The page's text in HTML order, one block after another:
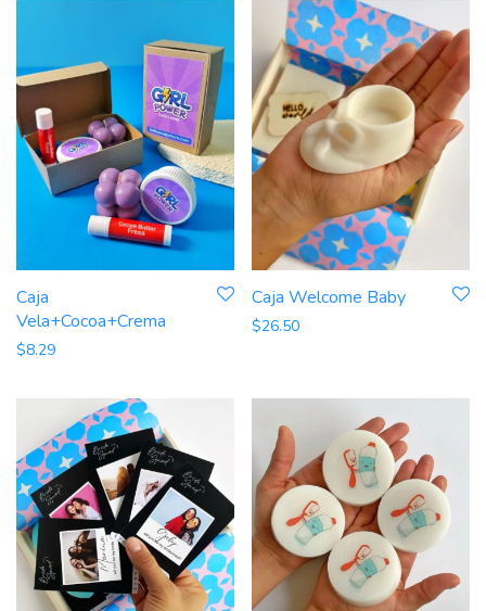
Caja
Vela+Cocoa+Crema
$8.29
Caja Welcome Baby
$26.50